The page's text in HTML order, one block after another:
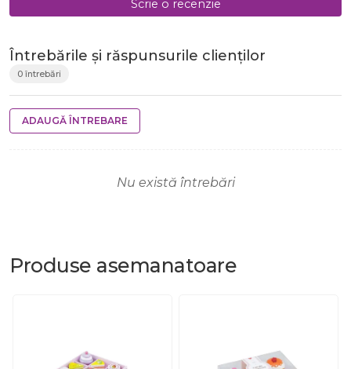
Scrie o recenzie
Întrebările și răspunsurile clienților
0 întrebări
ADAUGĂ ÎNTREBARE
Nu există întrebări
Produse asemanatoare